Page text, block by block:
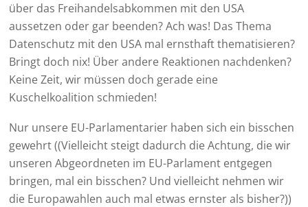
über das Freihandelsabkommen mit den USA
aussetzen oder gar beenden? Ach was! Das Thema
Datenschutz mit den USA mal ernsthaft thematisieren?
Bringt doch nix! Über andere Reaktionen nachdenken?
Keine Zeit, wir müssen doch gerade eine
Kuschelkoalition schmieden!
Nur unsere EU-Parlamentarier haben sich ein bisschen
gewehrt ((Vielleicht steigt dadurch die Achtung, die wir
unseren Abgeordneten im EU-Parlament entgegen
bringen, mal ein bisschen? Und vielleicht nehmen wir
die Europawahlen auch mal etwas ernster als bisher?))